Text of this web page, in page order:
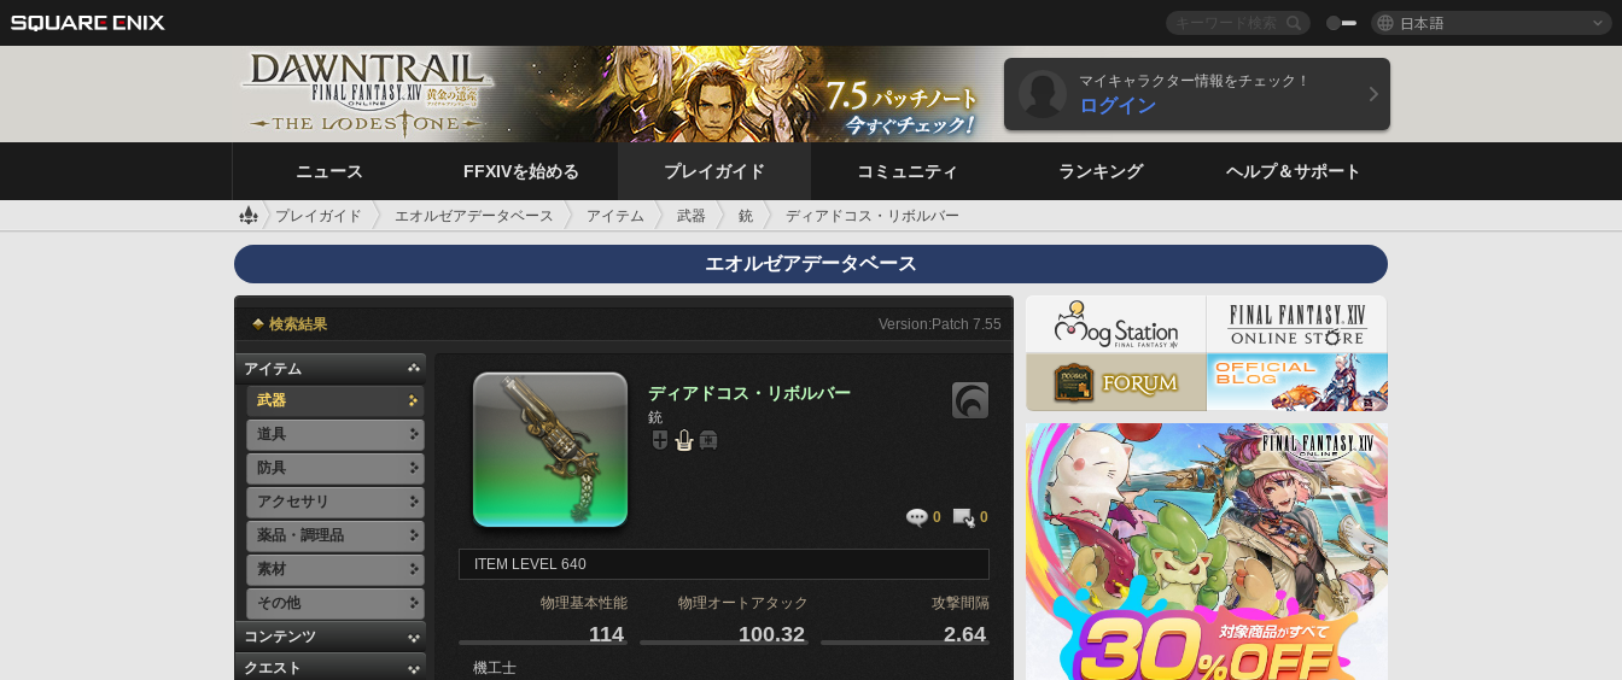
日本語
マイキャラクター情報をチェック！
ログイン
ニュース FFXIVを始める プレイガイド コミュニティ ランキング ヘルプ＆サポート
プレイガイド エオルゼアデータベース アイテム 武器 銃 ディアドコス・リボルバー
エオルゼアデータベース
検索結果 Version:Patch 7.55
アイテム
武器
道具
防具
アクセサリ
薬品・調理品
素材
その他
コンテンツ
クエスト
ディアドコス・リボルバー
銃
0 0
ITEM LEVEL 640
物理基本性能 物理オートアタック 攻撃間隔
114 100.32 2.64
機工士